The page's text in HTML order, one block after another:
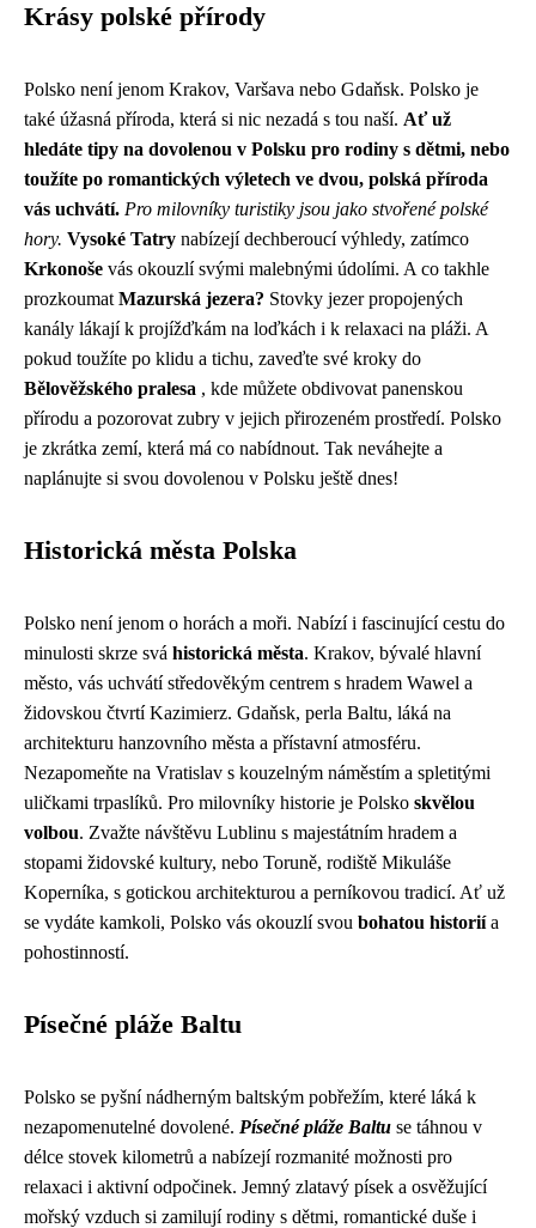
Krásy polské přírody
Polsko není jenom Krakov, Varšava nebo Gdaňsk. Polsko je
také úžasná příroda, která si nic nezadá s tou naší. Ať už
hledáte tipy na dovolenou v Polsku pro rodiny s dětmi, nebo
toužíte po romantických výletech ve dvou, polská příroda
vás uchvátí. Pro milovníky turistiky jsou jako stvořené polské
hory. Vysoké Tatry nabízejí dechberoucí výhledy, zatímco
Krkonoše vás okouzlí svými malebnými údolími. A co takhle
prozkoumat Mazurská jezera? Stovky jezer propojených
kanály lákají k projížďkám na loďkách i k relaxaci na pláži. A
pokud toužíte po klidu a tichu, zaveďte své kroky do
Bělověžského pralesa , kde můžete obdivovat panenskou
přírodu a pozorovat zubry v jejich přirozeném prostředí. Polsko
je zkrátka zemí, která má co nabídnout. Tak neváhejte a
naplánujte si svou dovolenou v Polsku ještě dnes!
Historická města Polska
Polsko není jenom o horách a moři. Nabízí i fascinující cestu do
minulosti skrze svá historická města. Krakov, bývalé hlavní
město, vás uchvátí středověkým centrem s hradem Wawel a
židovskou čtvrtí Kazimierz. Gdaňsk, perla Baltu, láká na
architekturu hanzovního města a přístavní atmosféru.
Nezapomeňte na Vratislav s kouzelným náměstím a spletitými
uličkami trpaslíků. Pro milovníky historie je Polsko skvělou
volbou. Zvažte návštěvu Lublinu s majestátním hradem a
stopami židovské kultury, nebo Toruně, rodiště Mikuláše
Koperníka, s gotickou architekturou a perníkovou tradicí. Ať už
se vydáte kamkoli, Polsko vás okouzlí svou bohatou historiía
pohostinností.
Písečné pláže Baltu
Polsko se pyšní nádherným baltským pobřežím, které láká k
nezapomenutelné dovolené. Písečné pláže Baltu se táhnou v
délce stovek kilometrů a nabízejí rozmanité možnosti pro
relaxaci i aktivní odpočinek. Jemný zlatavý písek a osvěžující
mořský vzduch si zamilují rodiny s dětmi, romantické duše i